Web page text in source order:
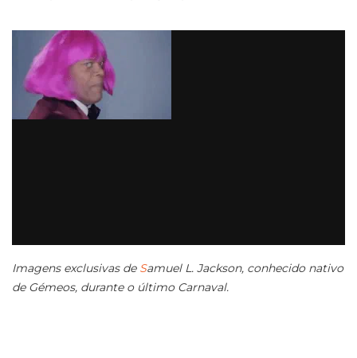
Imagens exclusivas de Samuel L. Jackson, conhecido nativo
de Gémeos, durante o último Carnaval.